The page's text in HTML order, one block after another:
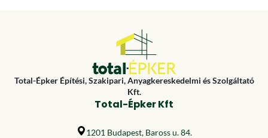
Total-Épker Építési, Szakipari, Anyagkereskedelmi és Szolgáltató
Kft.
Total-Épker Kft
1201 Budapest, Baross u. 84.